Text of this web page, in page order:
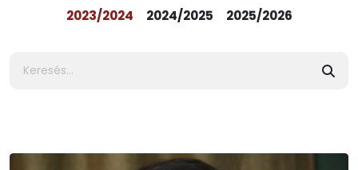
2023/2024
2024/2025 2025/2026